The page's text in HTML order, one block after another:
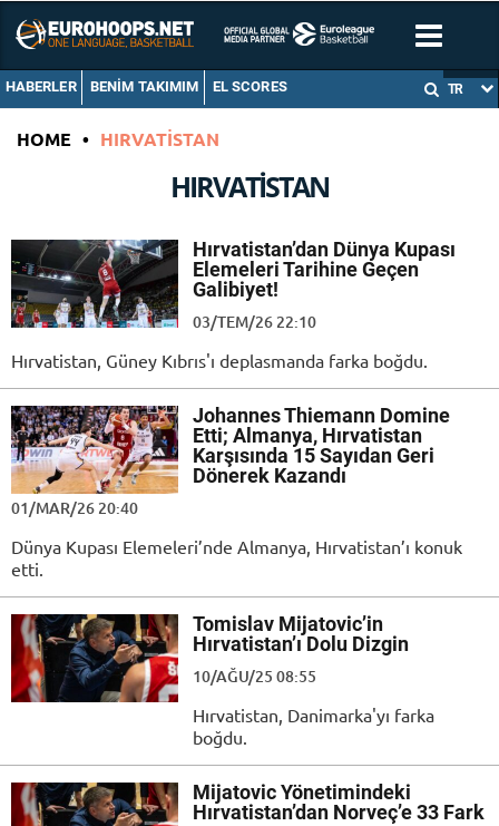
HABERLER BENIM TAKIMIM EL SCORES TR
HOME • HIRVATISTAN
HIRVATISTAN
Hırvatistan’dan Dünya Kupası
Elemeleri Tarihine Geçen
Galibiyet!
03/TEM/26 22:10
Hırvatistan, Güney Kıbrıs'ı deplasmanda farka boğdu.
Johannes Thiemann Domine
Etti; Almanya, Hırvatistan
Karşısında 15 Sayıdan Geri
Dönerek Kazandı
01/MAR/26 20:40
Dünya Kupası Elemeleri’nde Almanya, Hırvatistan’ı konuk
etti.
Tomislav Mijatovic’in
Hırvatistan’ı Dolu Dizgin
10/AĞU/25 08:55
Hırvatistan, Danimarka'yı farka
boğdu.
Mijatovic Yönetimindeki
Hırvatistan’dan Norveç’e 33 Fark